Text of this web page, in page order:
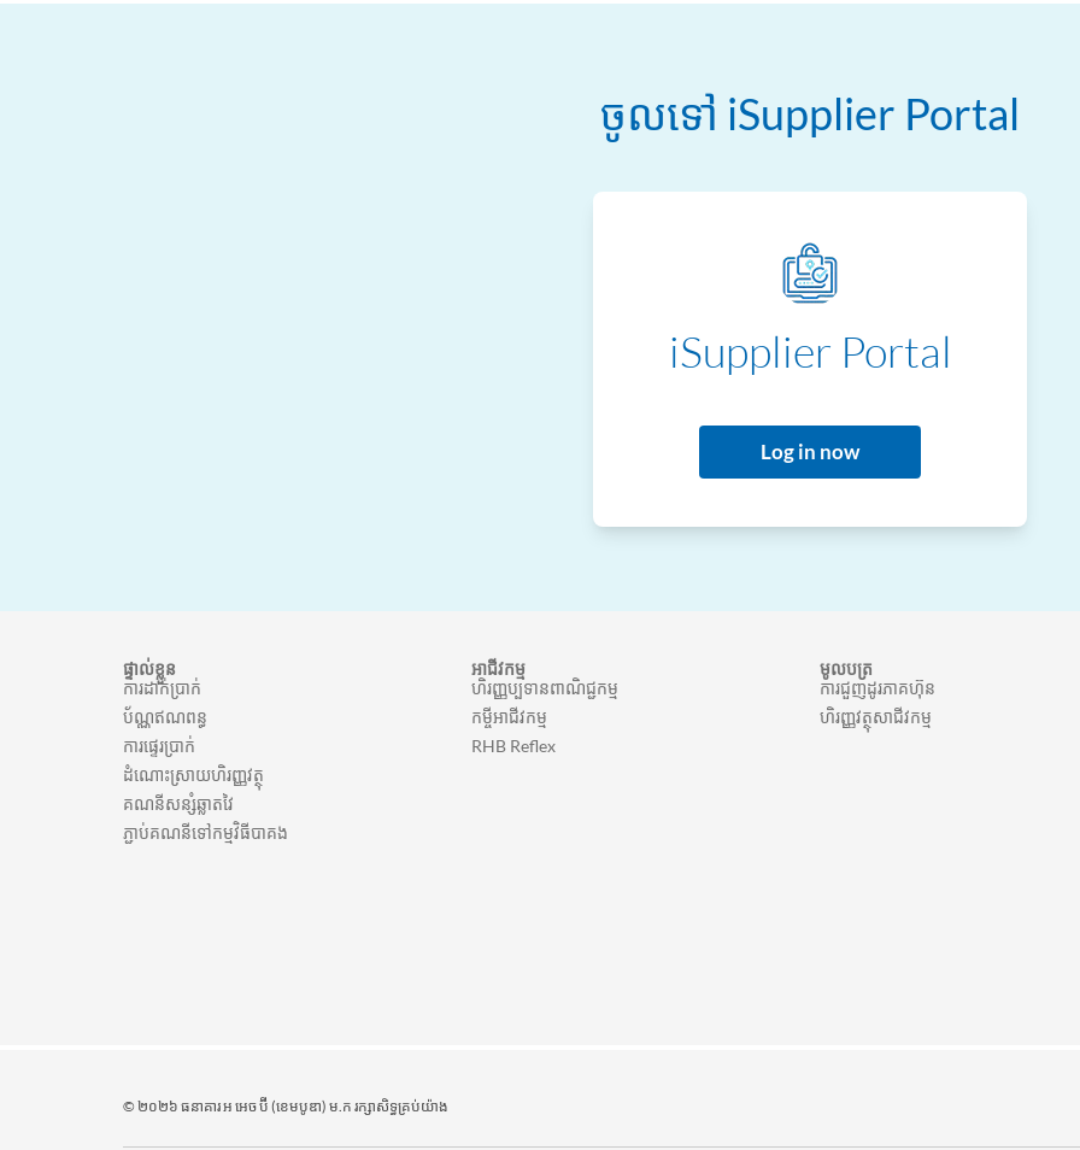
ចូលទៅ iSupplier Portal
iSupplier Portal
Log in now
ផ្ទាល់ខ្លួន
ការដាក់ប្រាក់
ប័ណ្ណឥណពន្ធ
ការផ្ទេរប្រាក់
ដំណោះស្រាយហិរញ្ញវត្ថុ
គណនីសន្សំឆ្លាតវៃ
ភ្ជាប់គណនីទៅកម្មវិធីបាគង
អាជីវកម្ម
ហិរញ្ញប្បទានពាណិជ្ជកម្ម
កម្ចីអាជីវកម្ម
RHB Reflex
មូលបត្រ
ការជួញដូរភាគហ៊ុន
ហិរញ្ញវត្ថុសាជីវកម្ម
© ២០២៦ ធនាគារ អ អេច ប៊ី (ខេមបូឌា) ម.ក រក្សាសិទ្ធគ្រប់យ៉ាង